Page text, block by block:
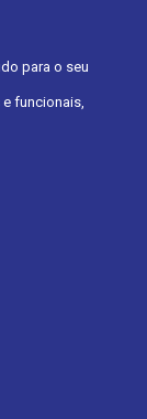
para o seu
funcionais,